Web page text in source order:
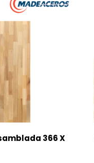
366 X